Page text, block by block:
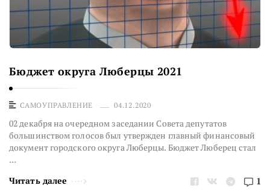
Бюджет округа Люберцы 2021
САМОУПРАВЛЕНИЕ 04.12.2020
02 декабря на очередном заседании Совета депутатов
большинством голосов был утвержден главный финансовый
документ городского округа Люберцы. Бюджет Люберец стал
…
Читать далее
1